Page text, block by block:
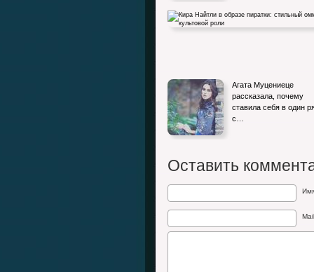
Кира Найтли в образе пиратки: стильный
оммаж культовой роли
Агата Муцениеце
рассказала, почему
ставила себя в один
с…
Оставить